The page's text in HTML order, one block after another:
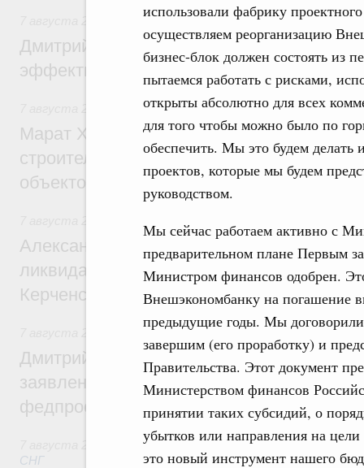
использовали фабрику
осуществляем реорганизацию
бизнес-блок должен состоять из
пытаемся работать с рисками,
открыты абсолютно для всех
для того чтобы можно было по
обеспечить. Мы это будем делать
проектов, которые мы будем
руководством.
Мы сейчас работаем активно с
предварительном плане Первым
Министром финансов одобрен.
Внешэкономбанку на погашение
предыдущие годы. Мы
завершим (его проработку) и
Правительства. Этот документ
Министерством финансов
принятии таких субсидий, о
убытков или направления на
это новый инструмент нашего
Развитие сельских территорий
Дмитрий Патрушев: Синхронизация
эффективность поддержки сельских
Экономика городов. Городская среда
Марат Хуснуллин: «Единый заказчик»
строительство и реконструкцию более
объектов
Александр Козлов провёл заседание
ликвидации последствий чрезвычайной
Керченском проливе
Среднее профессиональное образование
Дмитрий Чернышенко: Установлен
заявлений от абитуриентов колледжей и
федпроекта «Профессионалитет»
Евразийский экономический союз.
СНГ